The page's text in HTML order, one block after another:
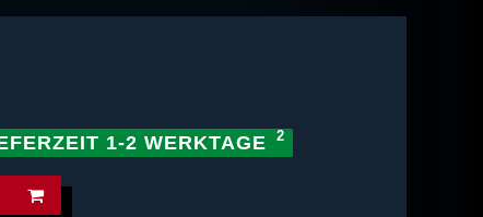
1-2 WERKTAGE